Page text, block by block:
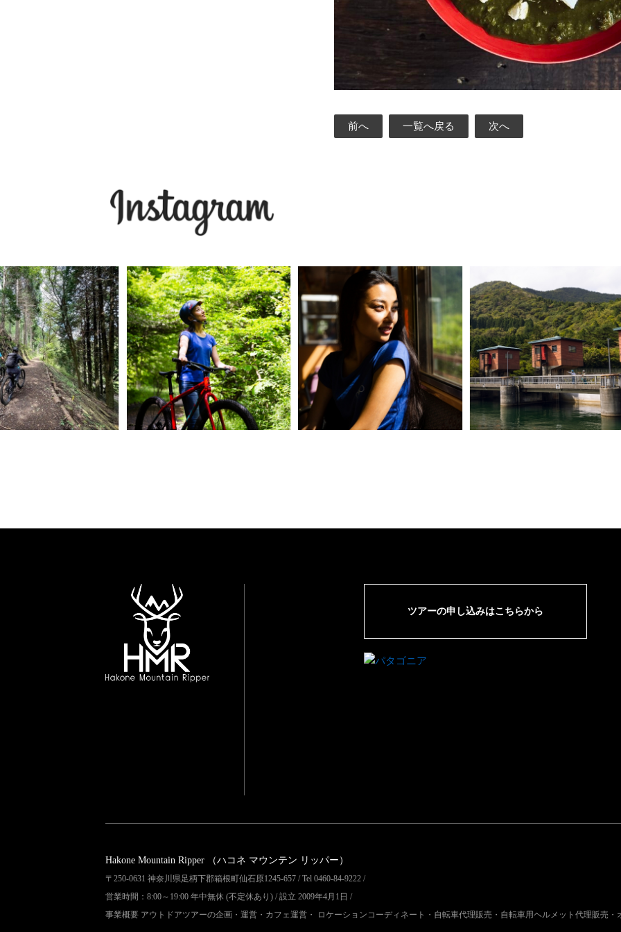
前へ 一覧へ戻る 次へ
ツアーの申し込みはこちらから
Hakone Mountain Ripper （ハコネ マウンテン リッパー）
〒250-0631 神奈川県足柄下郡箱根町仙石原1245-657 / Tel 0460-84-9222 /
営業時間：8:00～19:00 年中無休 (不定休あり) / 設立 2009年4月1日 /
事業概要 アウトドアツアーの企画・運営・カフェ運営・ ロケーションコーディネート・自転車代理販売・自転車用ヘルメット代理販売・